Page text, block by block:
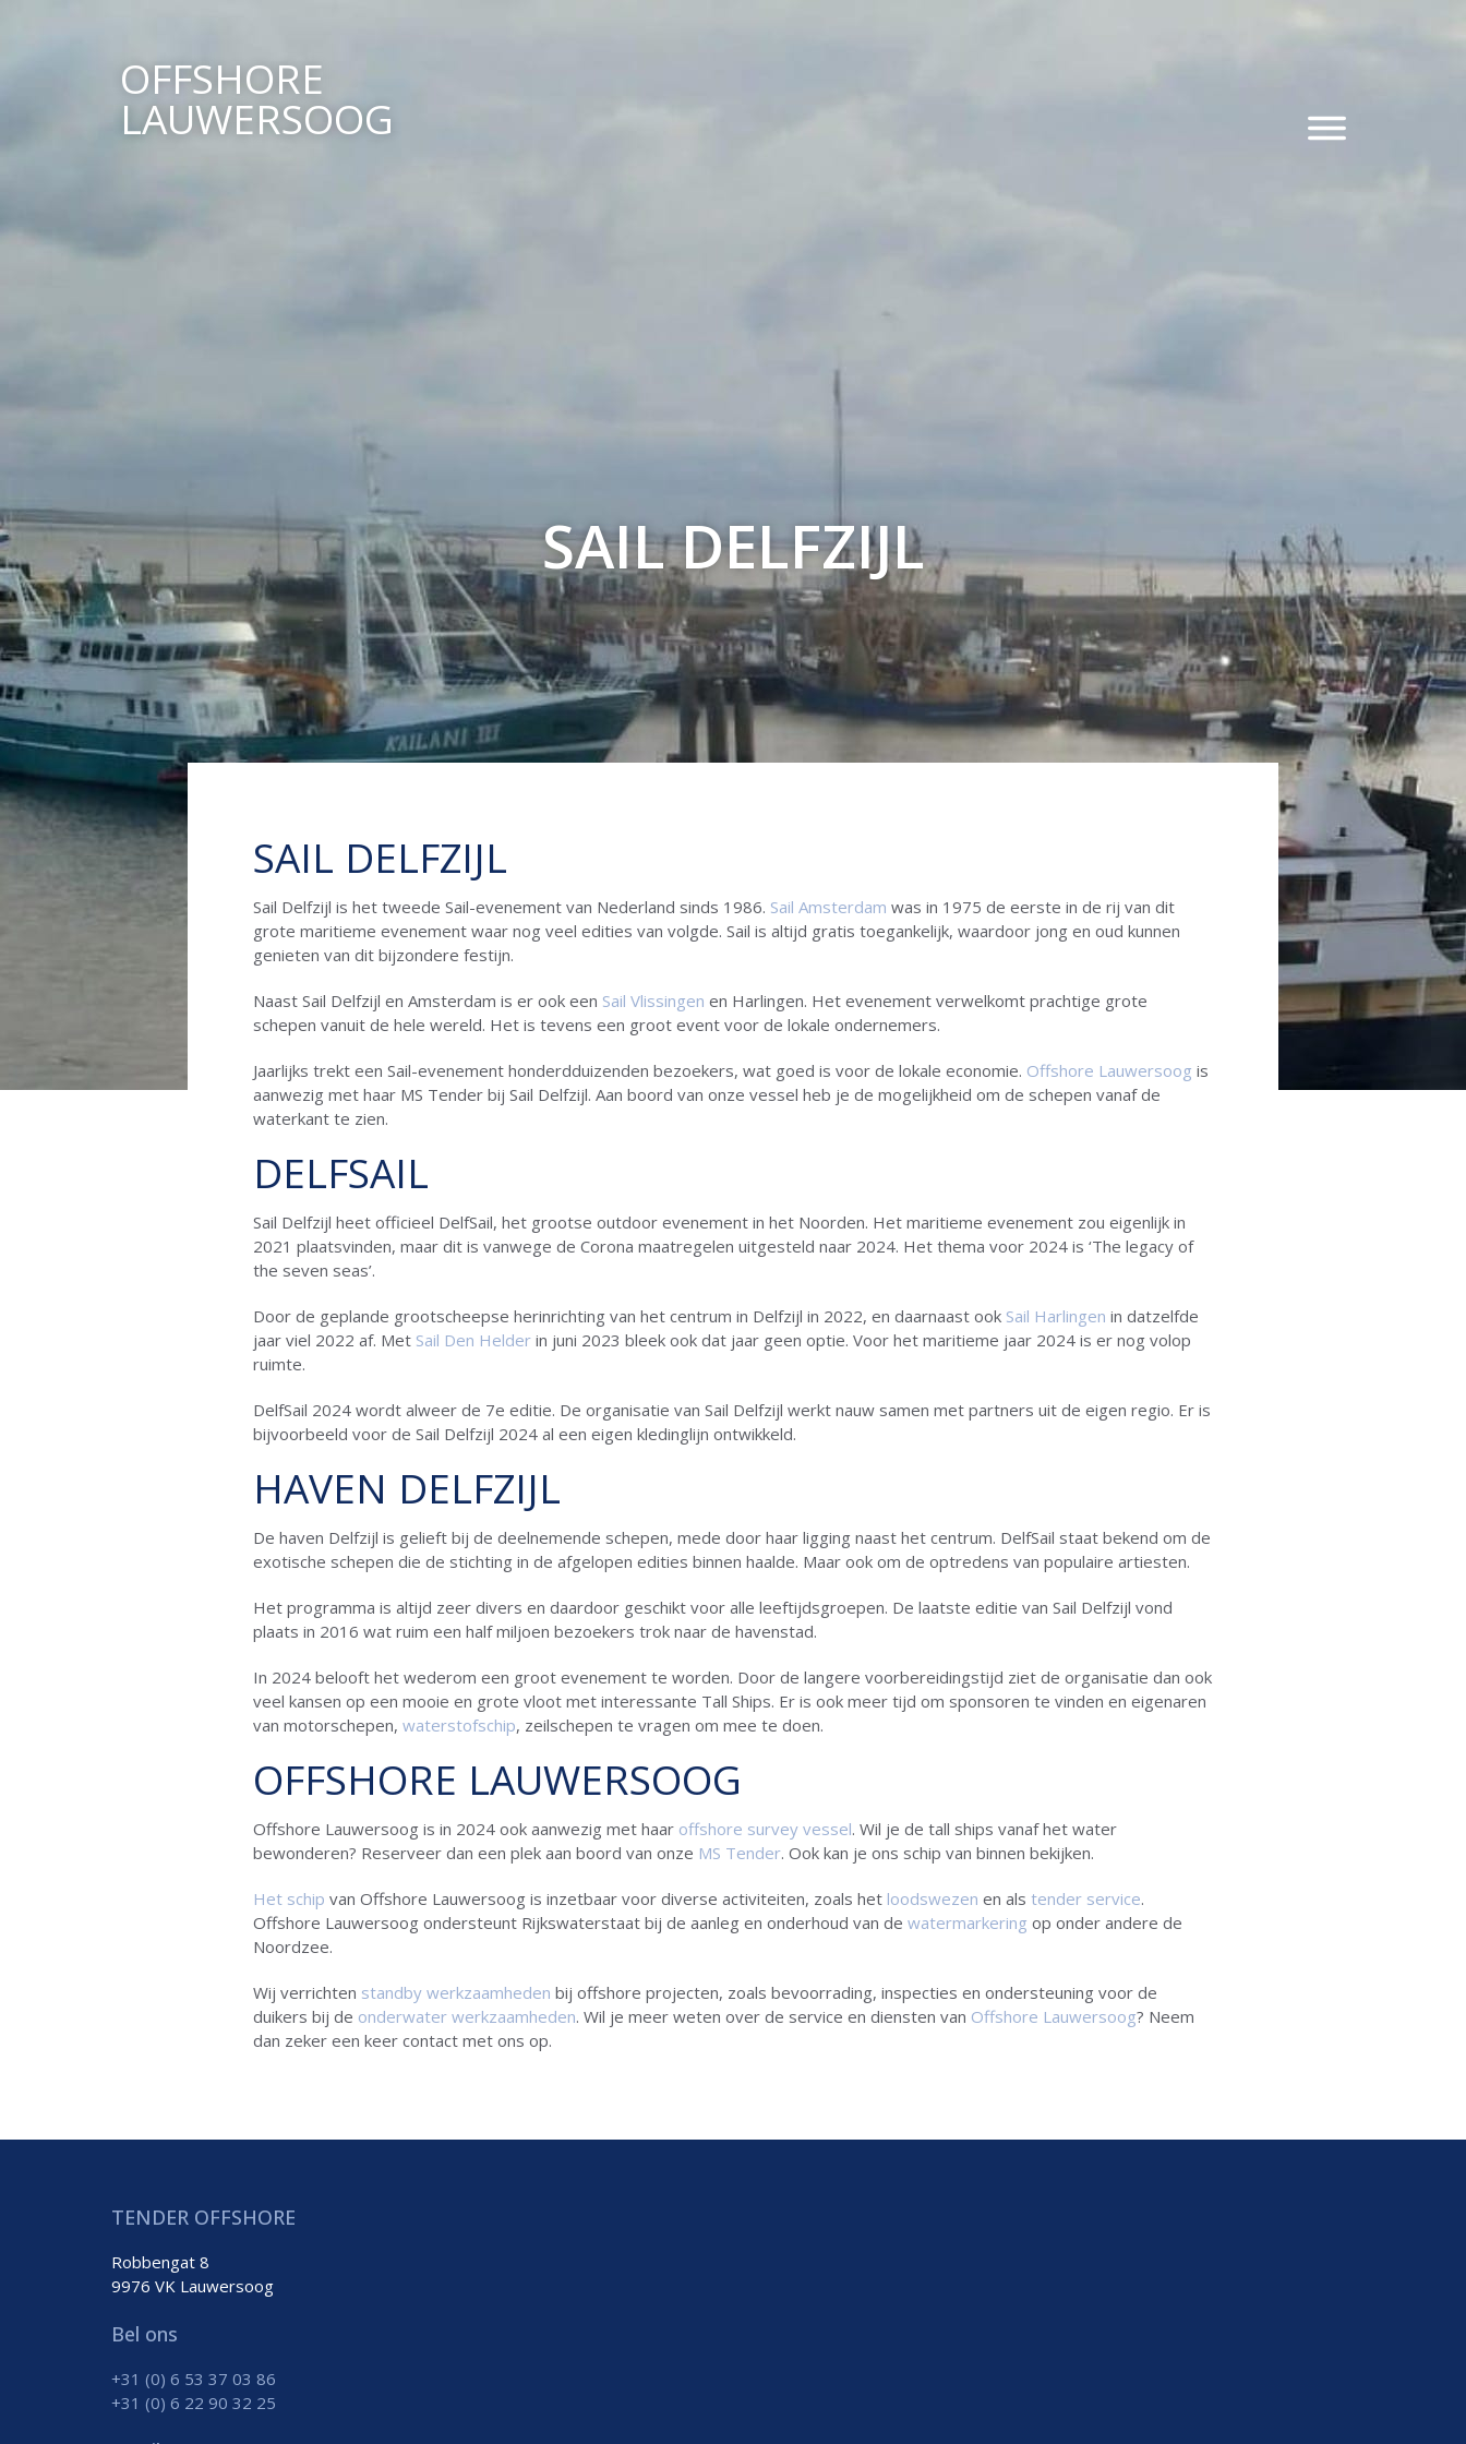
OFFSHORE
LAUWERSOOG
SAIL DELFZIJL
SAIL DELFZIJL
Sail Delfzijl is het tweede Sail-evenement van Nederland sinds 1986. Sail Amsterdam was in 1975 de eerste in de rij van dit
grote maritieme evenement waar nog veel edities van volgde. Sail is altijd gratis toegankelijk, waardoor jong en oud kunnen
genieten van dit bijzondere festijn.
Naast Sail Delfzijl en Amsterdam is er ook een Sail Vlissingen en Harlingen. Het evenement verwelkomt prachtige grote
schepen vanuit de hele wereld. Het is tevens een groot event voor de lokale ondernemers.
Jaarlijks trekt een Sail-evenement honderdduizenden bezoekers, wat goed is voor de lokale economie. Offshore Lauwersoog is
aanwezig met haar MS Tender bij Sail Delfzijl. Aan boord van onze vessel heb je de mogelijkheid om de schepen vanaf de
waterkant te zien.
DELFSAIL
Sail Delfzijl heet officieel DelfSail, het grootse outdoor evenement in het Noorden. Het maritieme evenement zou eigenlijk in
2021 plaatsvinden, maar dit is vanwege de Corona maatregelen uitgesteld naar 2024. Het thema voor 2024 is ‘The legacy of
the seven seas’.
Door de geplande grootscheepse herinrichting van het centrum in Delfzijl in 2022, en daarnaast ook Sail Harlingen in datzelfde
jaar viel 2022 af. Met Sail Den Helder in juni 2023 bleek ook dat jaar geen optie. Voor het maritieme jaar 2024 is er nog volop
ruimte.
DelfSail 2024 wordt alweer de 7e editie. De organisatie van Sail Delfzijl werkt nauw samen met partners uit de eigen regio. Er is
bijvoorbeeld voor de Sail Delfzijl 2024 al een eigen kledinglijn ontwikkeld.
HAVEN DELFZIJL
De haven Delfzijl is gelieft bij de deelnemende schepen, mede door haar ligging naast het centrum. DelfSail staat bekend om de
exotische schepen die de stichting in de afgelopen edities binnen haalde. Maar ook om de optredens van populaire artiesten.
Het programma is altijd zeer divers en daardoor geschikt voor alle leeftijdsgroepen. De laatste editie van Sail Delfzijl vond
plaats in 2016 wat ruim een half miljoen bezoekers trok naar de havenstad.
In 2024 belooft het wederom een groot evenement te worden. Door de langere voorbereidingstijd ziet de organisatie dan ook
veel kansen op een mooie en grote vloot met interessante Tall Ships. Er is ook meer tijd om sponsoren te vinden en eigenaren
van motorschepen, waterstofschip, zeilschepen te vragen om mee te doen.
OFFSHORE LAUWERSOOG
Offshore Lauwersoog is in 2024 ook aanwezig met haar offshore survey vessel. Wil je de tall ships vanaf het water
bewonderen? Reserveer dan een plek aan boord van onze MS Tender. Ook kan je ons schip van binnen bekijken.
Het schip van Offshore Lauwersoog is inzetbaar voor diverse activiteiten, zoals het loodswezen en als tender service.
Offshore Lauwersoog ondersteunt Rijkswaterstaat bij de aanleg en onderhoud van de watermarkering op onder andere de
Noordzee.
Wij verrichten standby werkzaamheden bij offshore projecten, zoals bevoorrading, inspecties en ondersteuning voor de
duikers bij de onderwater werkzaamheden. Wil je meer weten over de service en diensten van Offshore Lauwersoog? Neem
dan zeker een keer contact met ons op.
TENDER OFFSHORE
Robbengat 8
9976 VK Lauwersoog
Bel ons
+31 (0) 6 53 37 03 86
+31 (0) 6 22 90 32 25